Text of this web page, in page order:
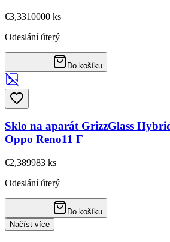
€3,3310000 ks
Odeslání úterý
Do košíku
Sklo na aparát GrizzGlass
Oppo Reno11 F
€2,389983 ks
Odeslání úterý
Do košíku
Načíst více